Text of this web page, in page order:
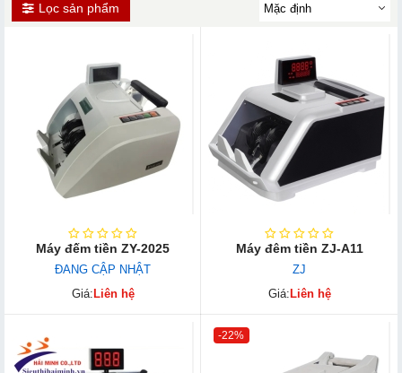
Lọc sản phẩm
Máy đếm tiền ZY-2025
ĐANG CẬP NHẬT
Giá: Liên hệ
Máy đêm tiền ZJ-A11
ZJ
Giá: Liên hệ
-22%